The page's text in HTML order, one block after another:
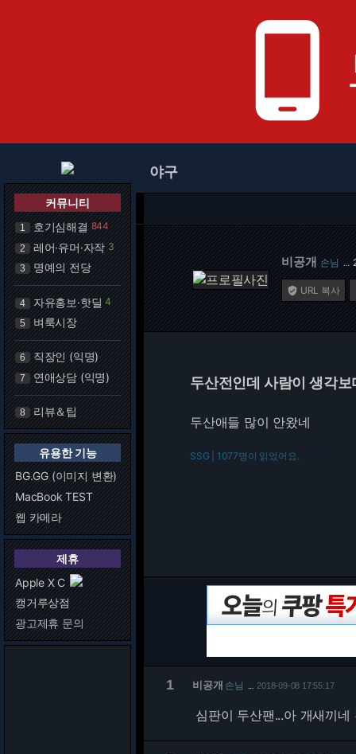
phone_android
커뮤니티
1 호기심해결 844
2 레어·유머·자작 3
3 명예의 전당
4 자유홍보·핫딜 4
5 벼룩시장
6 직장인 (익명)
7 연애상담 (익명)
8 리뷰＆팁
유용한 기능
BG.GG (이미지 변환)
MacBook TEST
웹 카메라
제휴
Apple X C
캥거루상점
광고제휴 문의
야구
비공개 손님 …
 URL 복사
두산전인데 사람이 생각
두산애들 많이 안왔네
SSG | 1077명이 읽었어요.
1 비공개 손님 2018-09-08 17:55:17
심판이 두산팬...아 개새끼네